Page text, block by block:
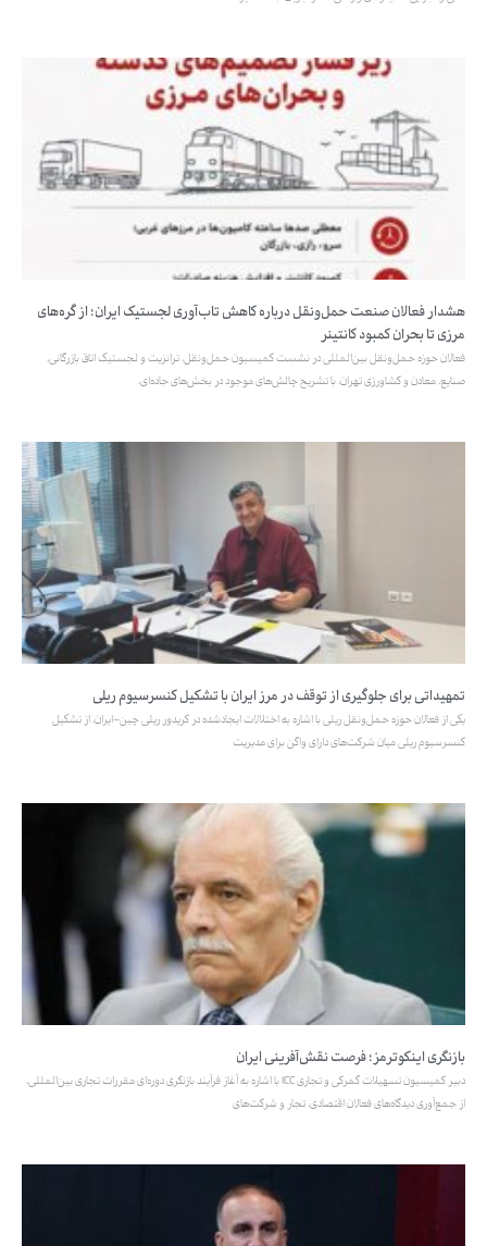
هشدار فعالان صنعت حمل‌ونقل درباره کاهش تاب‌آوری لجستیک ایران؛ از گره‌های
مرزی تا بحران کمبود کانتینر
فعالان حوزه حمل‌ونقل بین‌المللی در نشست کمیسیون حمل‌ونقل، ترانزیت و لجستیک اتاق بازرگانی،
صنایع، معادن و کشاورزی تهران، با تشریح چالش‌های موجود در بخش‌های جاده‌ای،
تمهیداتی برای جلوگیری از توقف در مرز ایران با تشکیل کنسرسیوم ریلی
یکی از فعالان حوزه حمل‌ونقل ریلی با اشاره به اختلالات ایجادشده در کریدور ریلی چین–ایران، از تشکیل
کنسرسیوم ریلی میان شرکت‌های دارای واگن برای مدیریت
بازنگری اینکوترمز؛ فرصت نقش‌آفرینی ایران
دبیر کمیسیون تسهیلات گمرکی و تجاری ICC با اشاره به آغاز فرآیند بازنگری دوره‌ای مقررات تجاری بین‌المللی،
از جمع‌آوری دیدگاه‌های فعالان اقتصادی، تجار و شرکت‌های